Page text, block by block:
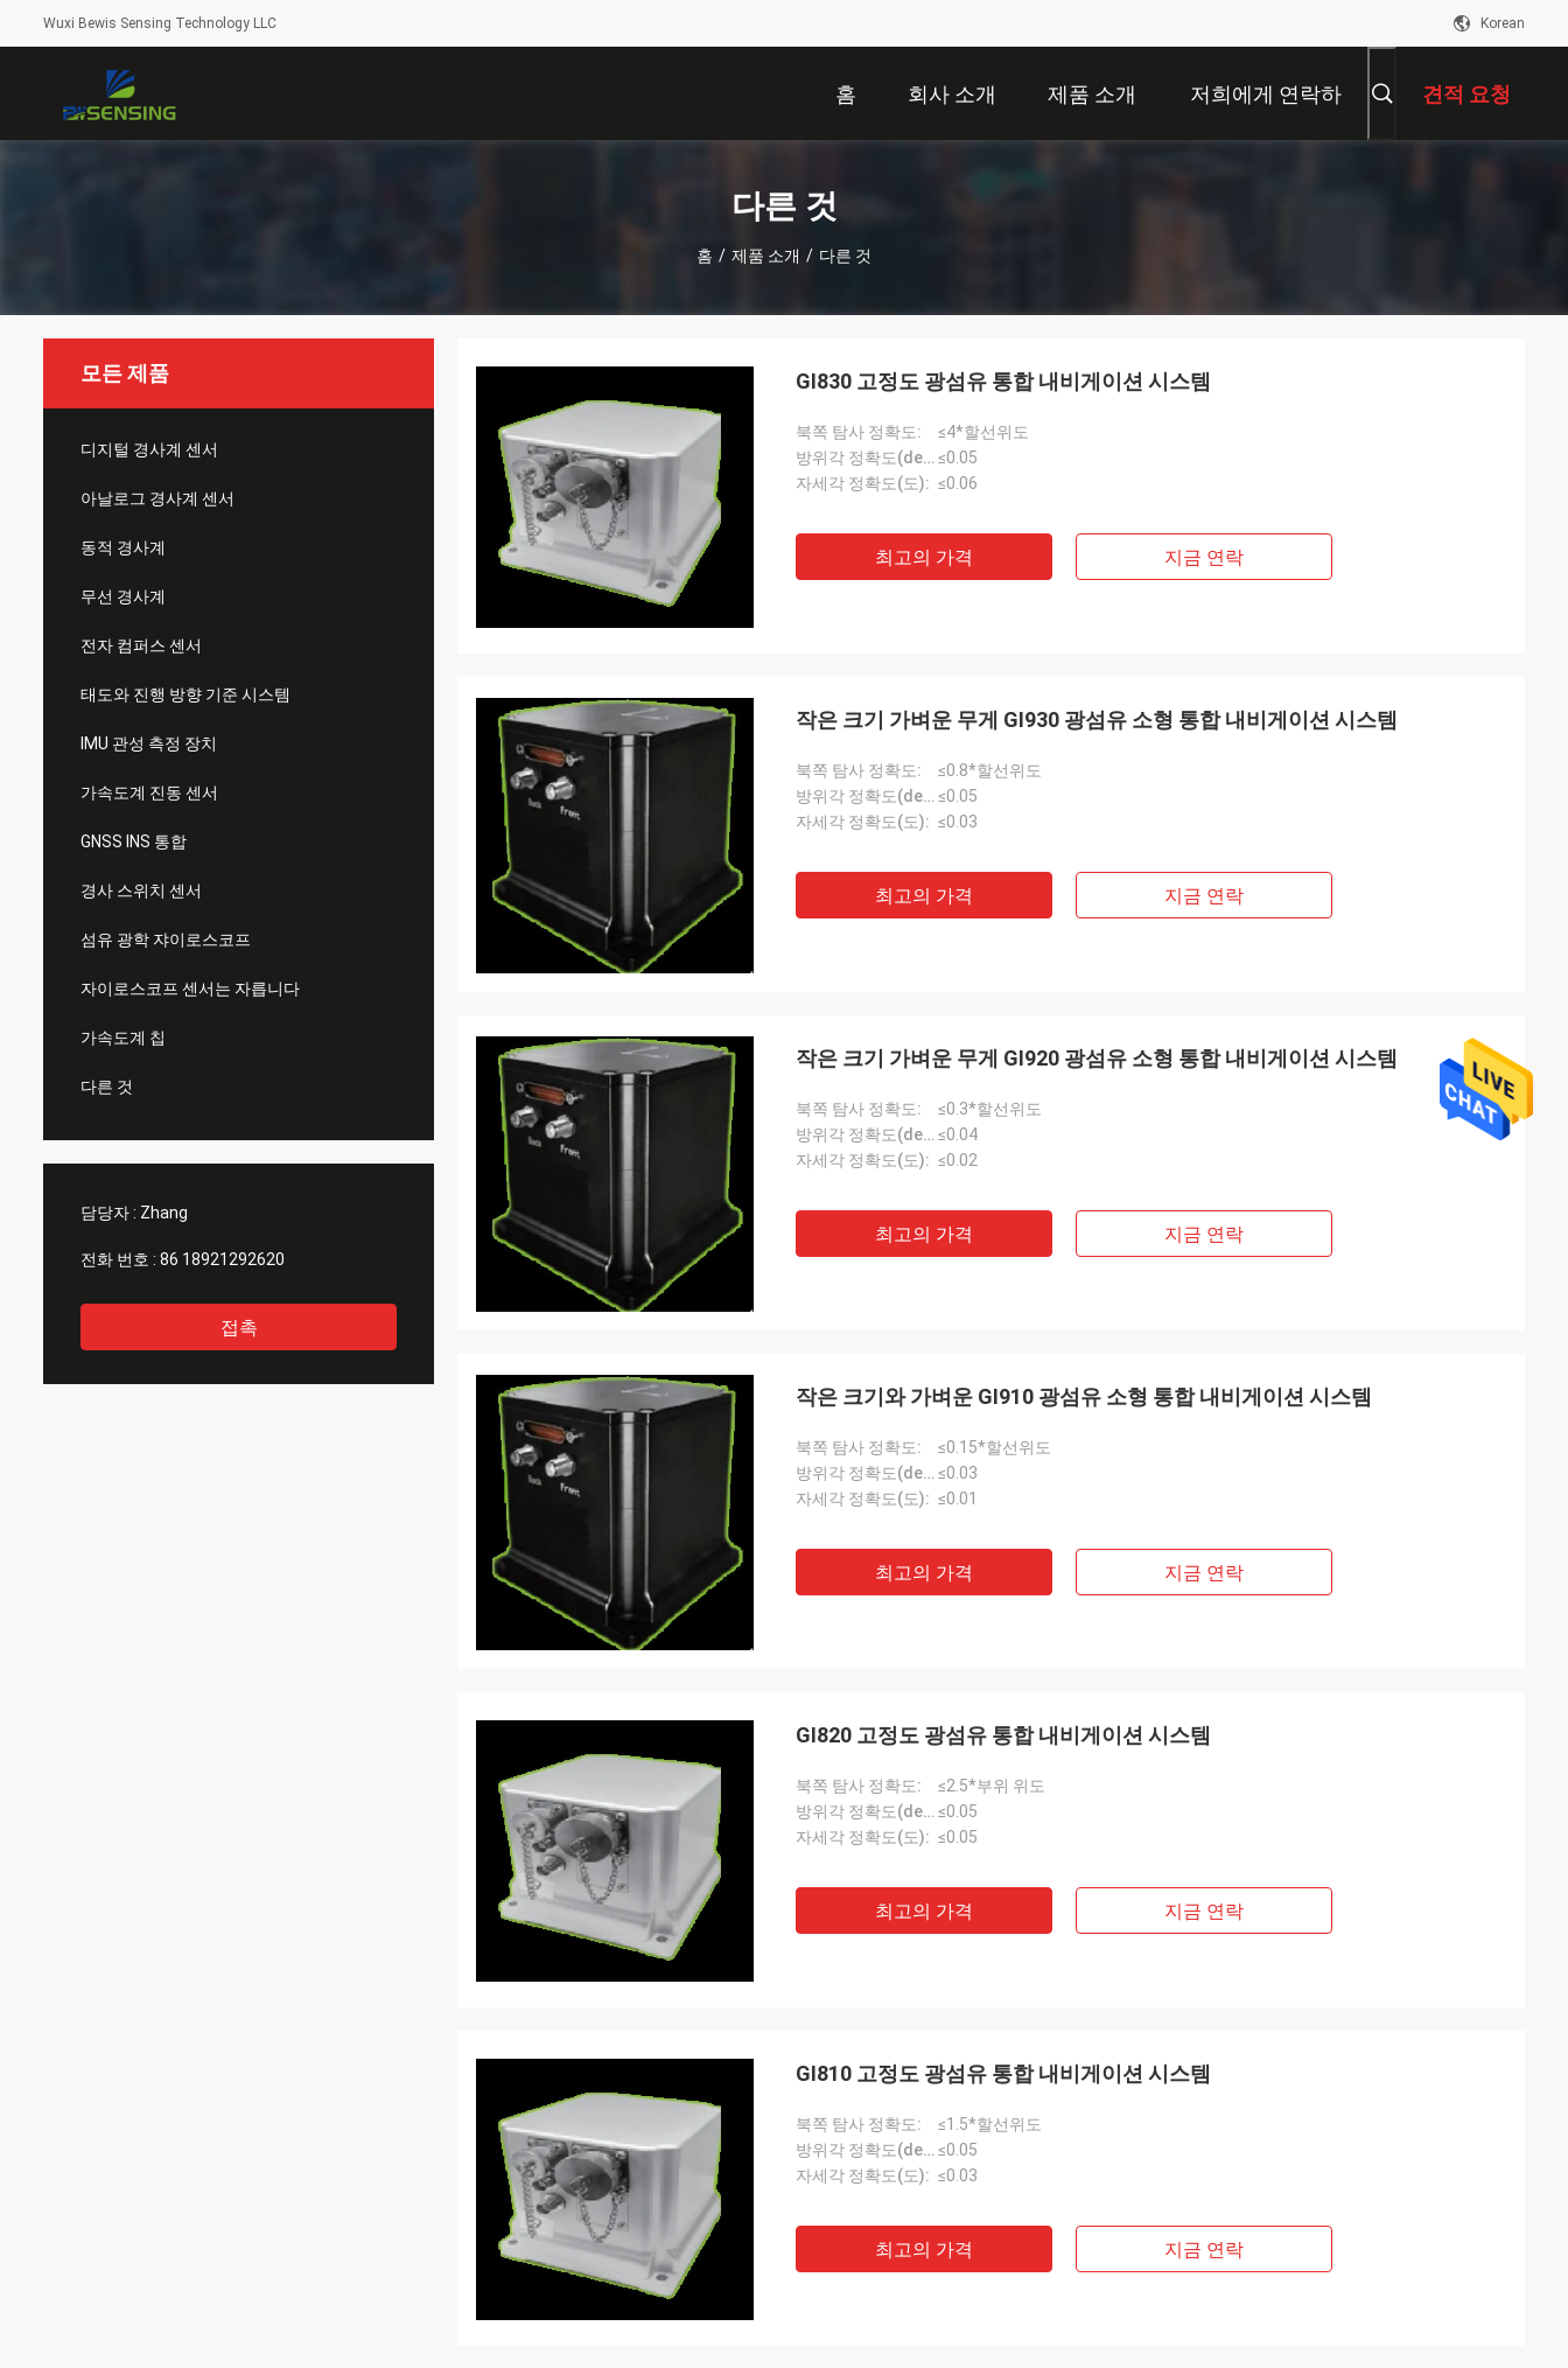
Wuxi Bewis Sensing Technology LLC Korean
홈 회사 소개 제품 소개 저희에게 연락하 견적 요청
다른 것
홈 / 제품 소개 / 다른 것
모든 제품
디지털 경사계 센서
아날로그 경사계 센서
동적 경사계
무선 경사계
전자 컴퍼스 센서
태도와 진행 방향 기준 시스템
IMU 관성 측정 장치
가속도계 진동 센서
GNSS INS 통합
경사 스위치 센서
섬유 광학 쟈이로스코프
자이로스코프 센서는 자릅니다
가속도계 칩
다른 것
담당자 : Zhang
전화 번호 : 86 18921292620
접촉
GI830 고정도 광섬유 통합 내비게이션 시스템
북쪽 탐사 정확도:
≤4*할선위도
방위각 정확도(deg): ≤0.05
자세각 정확도(도): ≤0.06
최고의 가격 지금 연락
작은 크기 가벼운 무게 GI930 광섬유 소형 통합 내비게이션 시스템
북쪽 탐사 정확도:
≤0.8*할선위도
방위각 정확도(deg): ≤0.05
자세각 정확도(도): ≤0.03
최고의 가격 지금 연락
작은 크기 가벼운 무게 GI920 광섬유 소형 통합 내비게이션 시스템
북쪽 탐사 정확도:
≤0.3*할선위도
방위각 정확도(deg): ≤0.04
자세각 정확도(도): ≤0.02
최고의 가격 지금 연락
작은 크기와 가벼운 GI910 광섬유 소형 통합 내비게이션 시스템
북쪽 탐사 정확도:
≤0.15*할선위도
방위각 정확도(deg): ≤0.03
자세각 정확도(도): ≤0.01
최고의 가격 지금 연락
GI820 고정도 광섬유 통합 내비게이션 시스템
북쪽 탐사 정확도:
≤2.5*부위 위도
방위각 정확도(deg): ≤0.05
자세각 정확도(도): ≤0.05
최고의 가격 지금 연락
GI810 고정도 광섬유 통합 내비게이션 시스템
북쪽 탐사 정확도:
≤1.5*할선위도
방위각 정확도(deg): ≤0.05
자세각 정확도(도): ≤0.03
최고의 가격 지금 연락